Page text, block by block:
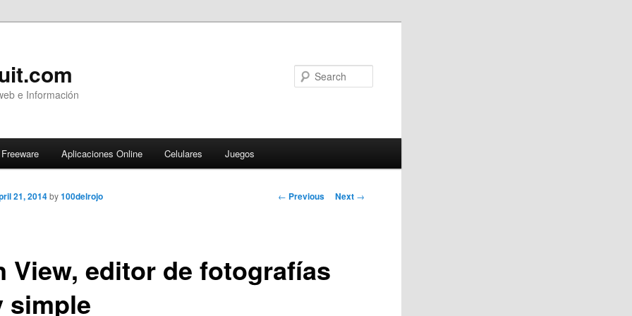
e Información
Freeware Aplicaciones Online Celulares Juegos
Post
← Previous Next →
View, editor de fotografías
simple
21, 2014 by100delrojo